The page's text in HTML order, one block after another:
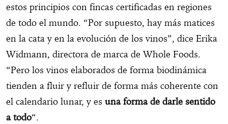
estos principios con fincas certificadas en regiones
de todo el mundo. “Por supuesto, hay más matices
en la cata y en la evolución de los vinos”, dice Erika
Widmann, directora de marca de Whole Foods.
“Pero los vinos elaborados de forma biodinámica
tienden a fluir y refluir de forma más coherente con
el calendario lunar, y es una forma de darle sentido
a todo“.